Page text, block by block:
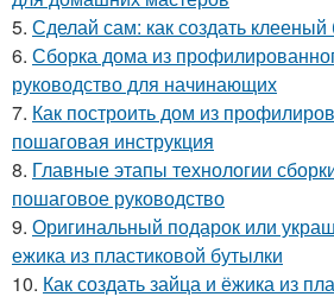
5. Сделай сам: как создать
6. Сборка дома из
руководство для начинающих
7. Как построить дом из
пошаговая инструкция
8. Главные этапы технологии
пошаговое руководство
9. Оригинальный подарок или
ежика из пластиковой бутылки
10. Как создать зайца и ёжика из